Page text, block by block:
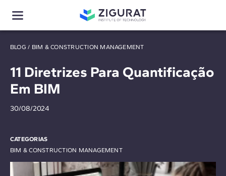
BLOG / BIM & CONSTRUCTION MANAGEMENT
11 Diretrizes Para Quantificação
Em BIM
30/08/2024
CATEGORIAS
BIM & CONSTRUCTION MANAGEMENT